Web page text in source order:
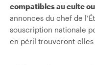
compatibles au culte
annonces du chef de
souscription nationale
en péril trouveront-elles